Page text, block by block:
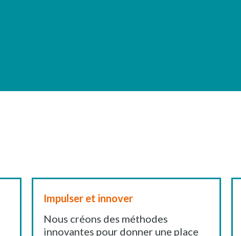
Impulser et innover
Nous créons des méthodes
innovantes pour donner une place